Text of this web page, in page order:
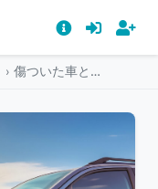
傷ついた車と青い空